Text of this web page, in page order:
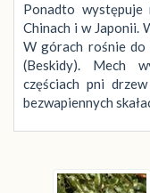
Ponadto występuje
Chinach i w Japonii.
W górach rośnie do
(Beskidy). Mech
częściach pni
bezwapiennych